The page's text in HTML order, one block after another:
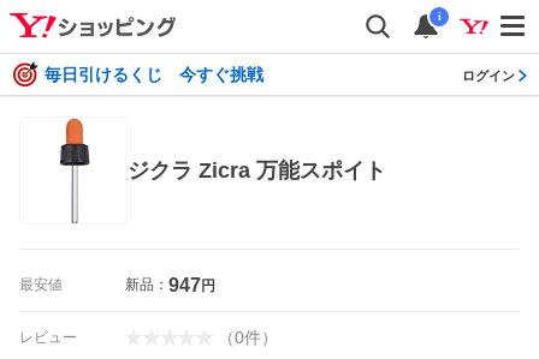
i
毎日引けるくじ 今すぐ挑戦 ログイン
ジクラ Zicra 万能スポイト
最安値 新品： 947円
レビュー （0件）